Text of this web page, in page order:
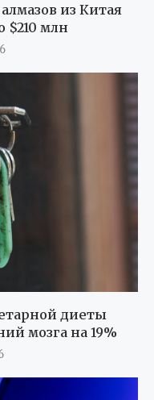
из Китая
$210 млн
диеты
мозга на 19%